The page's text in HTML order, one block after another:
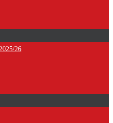
26